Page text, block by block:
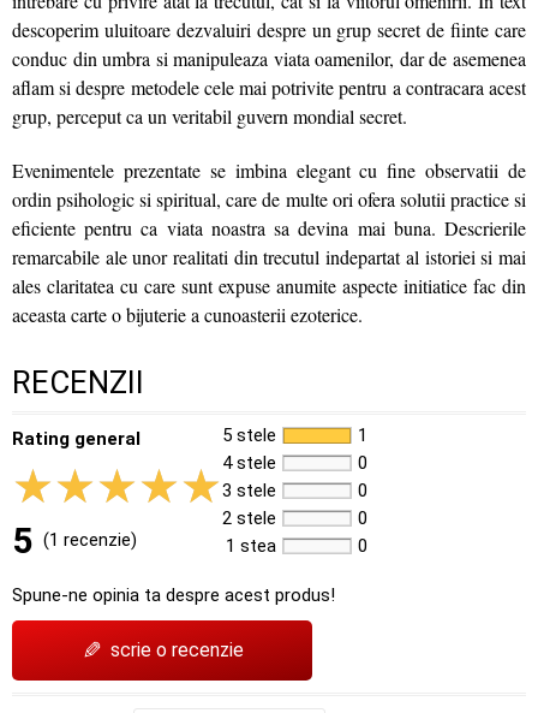
descoperim uluitoare dezvaluiri despre un grup secret de fiinte care
conduc din umbra si manipuleaza viata oamenilor, dar de asemenea
aflam si despre metodele cele mai potrivite pentru a contracara acest
grup, perceput ca un veritabil guvern mondial secret.
Evenimentele prezentate se imbina elegant cu fine observatii de
ordin psihologic si spiritual, care de multe ori ofera solutii practice si
eficiente pentru ca viata noastra sa devina mai buna. Descrierile
remarcabile ale unor realitati din trecutul indepartat al istoriei si mai
ales claritatea cu care sunt expuse anumite aspecte initiatice fac din
aceasta carte o bijuterie a cunoasterii ezoterice.
RECENZII
Rating general
5 (1 recenzie)
5 stele
1
4 stele
0
3 stele
0
2 stele
0
1 stea
0
Spune-ne opinia ta despre acest produs!
✎ scrie o recenzie